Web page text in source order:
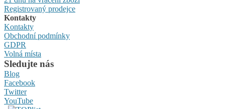
Registrovaný prodejce
Kontakty
Kontakty
Obchodní podmínky
GDPR
Volná místa
Sledujte nás
Blog
Facebook
Twitter
YouTube